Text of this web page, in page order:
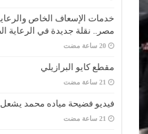
خدمات الإسعاف الخاص
مصر.. نقلة جديدة في الرعاية
‏20 ساعة مضت
مقطع كايو البرازيلي
فيديو فضيحة مياده محمد